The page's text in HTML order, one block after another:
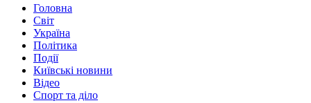
Головна
Світ
Україна
Політика
Події
Київські новини
Відео
Спорт та діло